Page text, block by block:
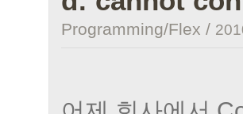
Programming/Flex /